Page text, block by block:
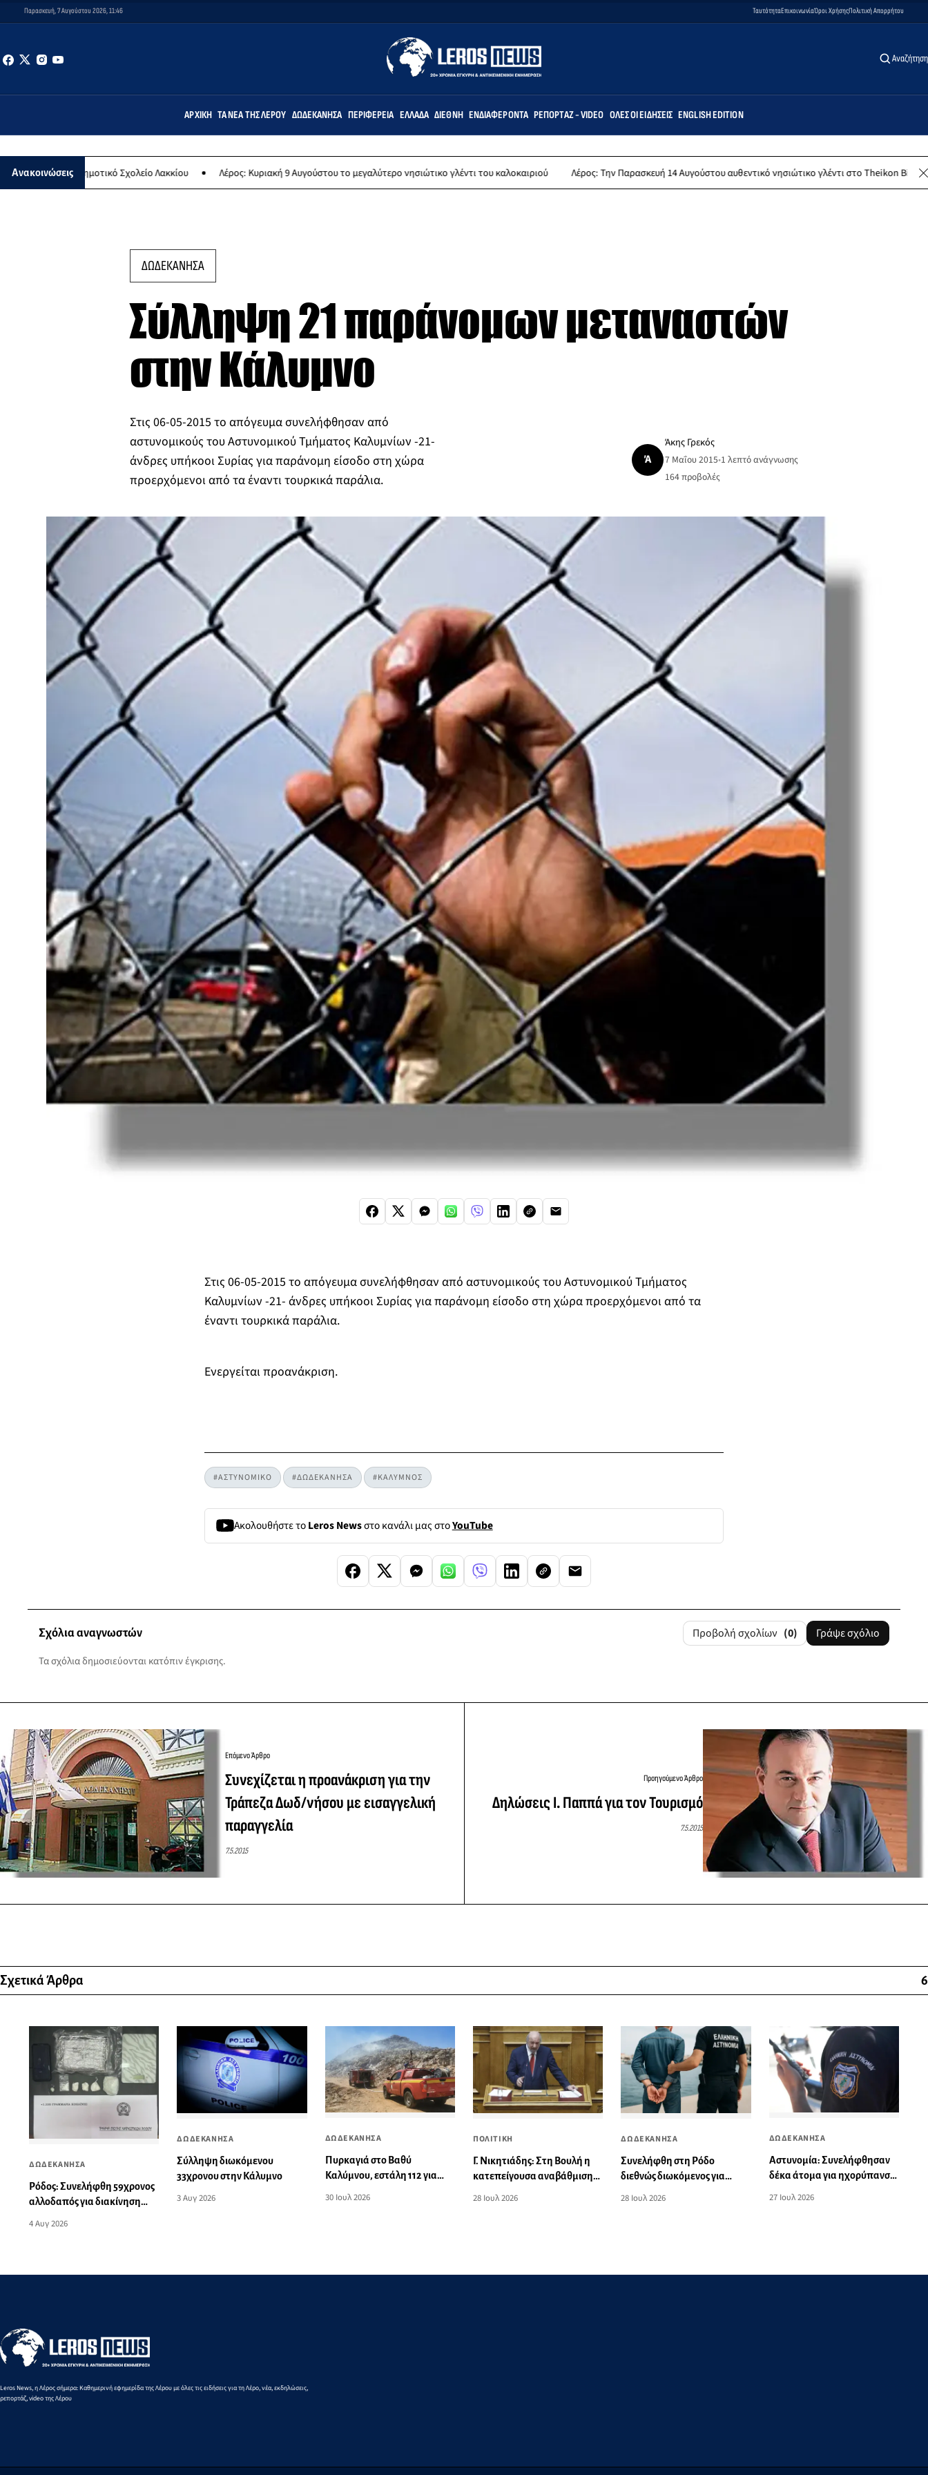
Παρασκευή, 7 Αυγούστου 2026, 11:46 ΤαυτότηταΕπικοινωνίαΌροι ΧρήσηςΠολιτική Απορρήτου
Αναζήτηση
ΑΡΧΙΚΉ ΤΑ ΝΈΑ ΤΗΣ ΛΈΡΟΥ ΔΩΔΕΚΆΝΗΣΑ ΠΕΡΙΦΈΡΕΙΑ ΕΛΛΆΔΑ ΔΙΕΘΝΉ ΕΝΔΙΑΦΈΡΟΝΤΑ ΡΕΠΟΡΤΆΖ - VIDEO ΌΛΕΣ ΟΙ ΕΙΔΉΣΕΙΣ ENGLISH EDITION
Ανακοινώσεις
Δημοτικό Σχολείο Λακκίου Λέρος: Κυριακή 9 Αυγούστου το μεγαλύτερο νησιώτικο γλέντι του καλοκαιριού Λέρος: Την Παρασκευή 14 Αυγούστου αυθεντικό νησιώτικο γλέντι στο Theikon Bistro Restaurant!
ΔΩΔΕΚΑΝΗΣΑ
Σύλληψη 21 παράνομων μεταναστών
στην Κάλυμνο
Στις 06-05-2015 το απόγευμα συνελήφθησαν από
αστυνομικούς του Αστυνομικού Τμήματος Καλυμνίων -21-
άνδρες υπήκοοι Συρίας για παράνομη είσοδο στη χώρα
προερχόμενοι από τα έναντι τουρκικά παράλια.
Ά
Άκης Γρεκός
7 Μαΐου 2015•1 λεπτό ανάγνωσης
164προβολές
Στις 06-05-2015 το απόγευμα συνελήφθησαν από αστυνομικούς του Αστυνομικού Τμήματος
Καλυμνίων -21- άνδρες υπήκοοι Συρίας για παράνομη είσοδο στη χώρα προερχόμενοι από τα
έναντι τουρκικά παράλια.
Ενεργείται προανάκριση.
#ΑΣΤΥΝΟΜΙΚΟ #ΔΩΔΕΚΑΝΗΣΑ #ΚΑΛΥΜΝΟΣ
Ακολουθήστε τοLeros Newsστο κανάλι μας στοYouTube
Σχόλια αναγνωστών Προβολή σχολίων (0) Γράψε σχόλιο
Τα σχόλια δημοσιεύονται κατόπιν έγκρισης.
Επόμενο Άρθρο
Συνεχίζεται η προανάκριση για την
Τράπεζα Δωδ/νήσου με εισαγγελική
παραγγελία
7.5.2015
Προηγούμενο Άρθρο
Δηλώσεις Ι. Παππά για τον Τουρισμό
7.5.2015
Σχετικά Άρθρα 6
ΔΩΔΕΚΑΝΗΣΑ
Ρόδος: Συνελήφθη 59χρονος
αλλοδαπός για διακίνηση
ναρκωτικών ουσιών
4 Αυγ 2026
ΔΩΔΕΚΑΝΗΣΑ
Σύλληψη διωκόμενου
33χρονου στην Κάλυμνο
3 Αυγ 2026
ΔΩΔΕΚΑΝΗΣΑ
Πυρκαγιά στο Βαθύ
Καλύμνου, εστάλη 112 για
30 Ιουλ 2026
ΠΟΛΙΤΙΚΗ
Γ. Νικητιάδης: Στη Βουλή η
κατεπείγουσα αναβάθμιση
28 Ιουλ 2026
ΔΩΔΕΚΑΝΗΣΑ
Συνελήφθη στη Ρόδο
διεθνώς διωκόμενος για
28 Ιουλ 2026
ΔΩΔΕΚΑΝΗΣΑ
Αστυνομία: Συνελήφθησαν
δέκα άτομα για ηχορύπανση
27 Ιουλ 2026
Leros News, η Λέρος σήμερα: Καθημερινή εφημερίδα της Λέρου με όλες τις ειδήσεις για τη Λέρο, νέα, εκδηλώσεις,
ρεπορτάζ, video της Λέρου